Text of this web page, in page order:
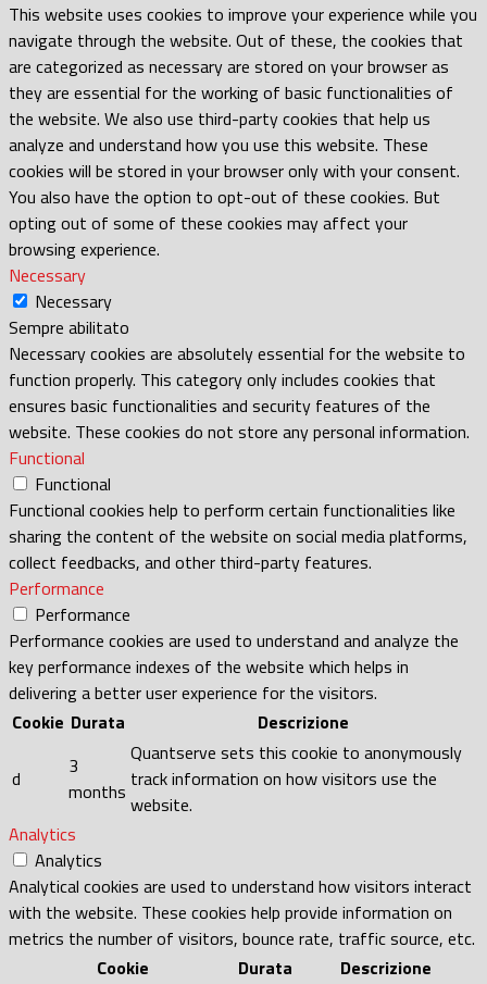
This website uses cookies to improve your experience while you
navigate through the website. Out of these, the cookies that
are categorized as necessary are stored on your browser as
they are essential for the working of basic functionalities of
the website. We also use third-party cookies that help us
analyze and understand how you use this website. These
cookies will be stored in your browser only with your consent.
You also have the option to opt-out of these cookies. But
opting out of some of these cookies may affect your
browsing experience.
Necessary
Necessary
Sempre abilitato
Necessary cookies are absolutely essential for the website to
function properly. This category only includes cookies that
ensures basic functionalities and security features of the
website. These cookies do not store any personal information.
Functional
Functional
Functional cookies help to perform certain functionalities like
sharing the content of the website on social media platforms,
collect feedbacks, and other third-party features.
Performance
Performance
Performance cookies are used to understand and analyze the
key performance indexes of the website which helps in
delivering a better user experience for the visitors.
Cookie Durata Descrizione
d
3
months
Quantserve sets this cookie to anonymously
track information on how visitors use the
website.
Analytics
Analytics
Analytical cookies are used to understand how visitors interact
with the website. These cookies help provide information on
metrics the number of visitors, bounce rate, traffic source, etc.
Cookie
Durata Descrizione